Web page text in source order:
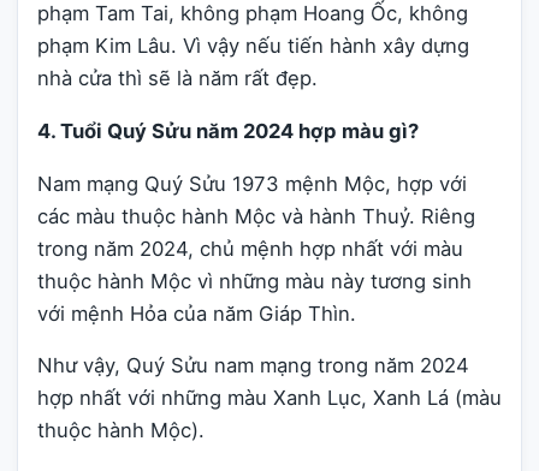
phạm Tam Tai, không phạm Hoang Ốc, không
phạm Kim Lâu. Vì vậy nếu tiến hành xây dựng
nhà cửa thì sẽ là năm rất đẹp.
4. Tuổi Quý Sửu năm 2024 hợp màu gì?
Nam mạng Quý Sửu 1973 mệnh Mộc, hợp với
các màu thuộc hành Mộc và hành Thuỷ. Riêng
trong năm 2024, chủ mệnh hợp nhất với màu
thuộc hành Mộc vì những màu này tương sinh
với mệnh Hỏa của năm Giáp Thìn.
Như vậy, Quý Sửu nam mạng trong năm 2024
hợp nhất với những màu Xanh Lục, Xanh Lá (màu
thuộc hành Mộc).